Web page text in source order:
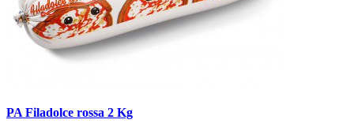
PA Filadolce rossa 2 Kg